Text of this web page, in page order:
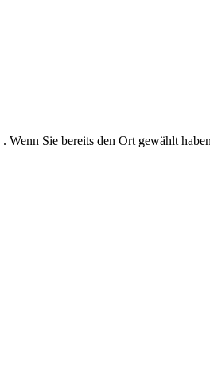
. Wenn Sie bereits den Ort gewählt